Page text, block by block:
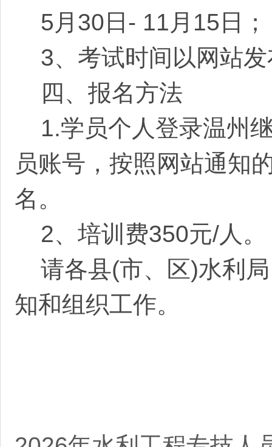
5月30 日 - 11月15日；
3、考试时间以网站
四、报名方法
1.学员个人登录温州
员账号，按照网站通知
名。
2、培训费350元/人。
请各县(市、区)水利
知和组织工作。